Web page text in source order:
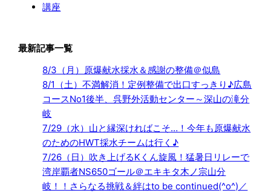
講座
最新記事一覧
8/3（月）原爆献水採水＆感謝の整備＠似島
8/1（土）不満解消！定例整備で出口すっきり♪広島
コースNo1後半、呉野外活動センター～深山の滝分
岐
7/29（水）山と縁深ければこそ…！今年も原爆献水
のためのHWT採水チームは行く♪
7/26（日）吹き上げるKくん旋風！猛暑日リレーで
湾岸覇者NS650ゴール＠エキキタ木ノ宗山分
岐！！さらなる挑戦＆絆はto be continued(^o^)／